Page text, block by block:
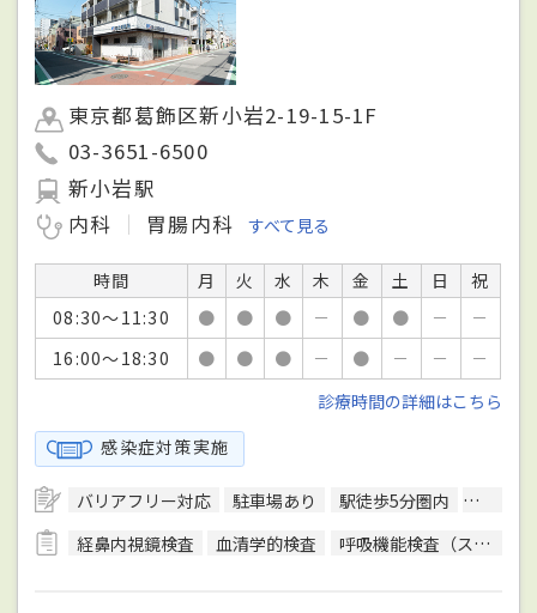
東京都葛飾区新小岩2-19-15-1F
03-3651-6500
新小岩駅
内科
胃腸内科 すべて見る
時間 月 火 水 木 金 土 日
祝
08:30～11:30
● ● ● － ● ● －
－
16:00～18:30
● ● ● － ● － －
－
診療時間の詳細はこちら
感染症対策実施
バリアフリー対応 駐車場あり 駅徒歩5分圏内
日本内
経鼻内視鏡検査
血清学的検査 呼吸機能検査（スパイロメトリー）